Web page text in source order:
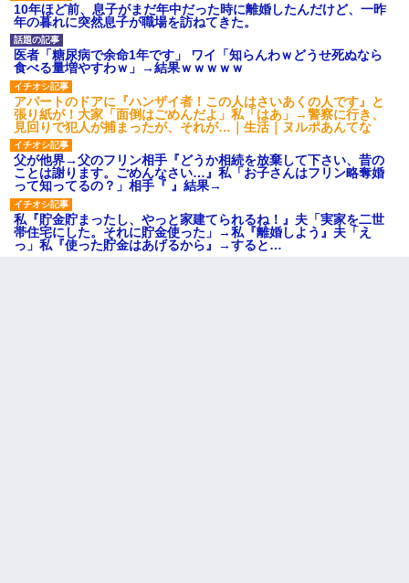
10年ほど前、息子がまだ年中だった時に離婚したんだけど、一昨
年の暮れに突然息子が職場を訪ねてきた。
医者「糖尿病で余命1年です」 ワイ「知らんわｗどうせ死ぬなら
食べる量増やすわｗ」→結果ｗｗｗｗｗ
アパートのドアに『ハンザイ者！この人はさいあくの人です』と
張り紙が！大家「面倒はごめんだよ」私「はあ」→警察に行き、
見回りで犯人が捕まったが、それが…｜生活｜ヌルポあんてな
父が他界→父のフリン相手『どうか相続を放棄して下さい、昔の
ことは謝ります。ごめんなさい…』私「お子さんはフリン略奪婚
って知ってるの？」相手『 』結果→
私『貯金貯まったし、やっと家建てられるね！』夫「実家を二世
帯住宅にした。それに貯金使った」→私『離婚しよう』夫「え
っ」私『使った貯金はあげるから』→すると…